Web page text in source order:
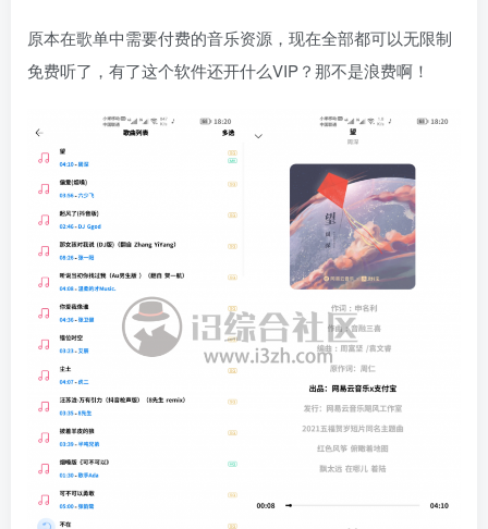
原本在歌单中需要付费的音乐资源，现在全部都可以无限制
免费听了，有了这个软件还开什么VIP？那不是浪费啊！